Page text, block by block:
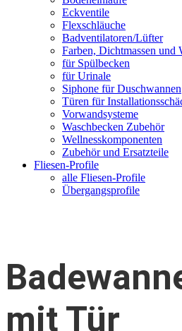
Eckventile
Flexschläuche
Badventilatoren/Lüfter
Farben, Dichtmassen und
für Spülbecken
für Urinale
Siphone für Duschwannen
Türen für
Vorwandsysteme
Waschbecken Zubehör
Wellnesskomponenten
Zubehör und Ersatzteile
Fliesen-Profile
alle Fliesen-Profile
Übergangsprofile
mit Tür